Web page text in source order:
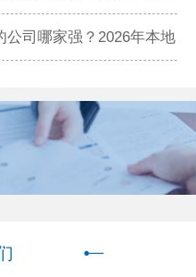
公司哪家强？2026年本地